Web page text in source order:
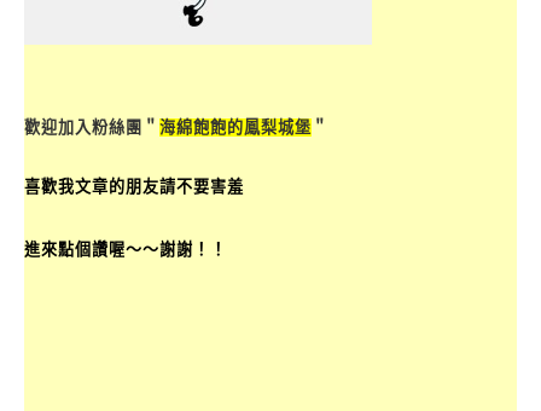
歡迎加入粉絲團＂ 海綿飽飽的鳳梨城堡 ＂
喜歡我文章的朋友請不要害羞
進來點個讚喔～～謝謝！！